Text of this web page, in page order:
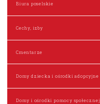
Biura poselskie
Cechy, izby
Cmentarze
Domy dziecka i ośrodki adopcyjne
Domy i ośrodki pomocy społecznej